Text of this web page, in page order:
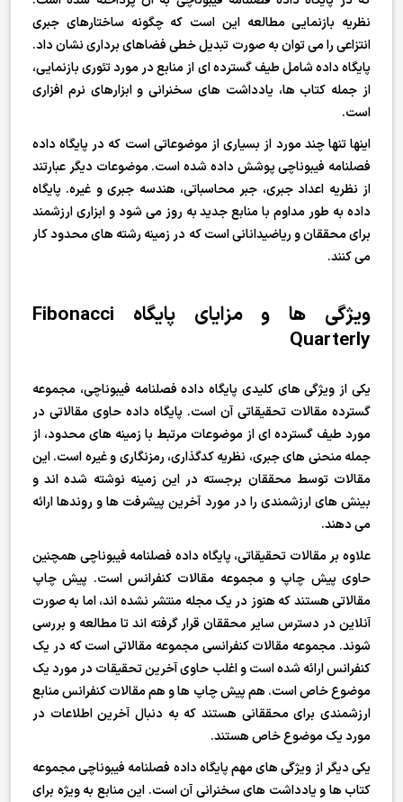
نظریه بازنمایی مطالعه این است که چگونه ساختارهای جبری
انتزاعی را می توان به صورت تبدیل خطی فضاهای برداری نشان داد.
پایگاه داده شامل طیف گسترده ای از منابع در مورد تئوری بازنمایی،
از جمله کتاب ها، یادداشت های سخنرانی و ابزارهای نرم افزاری
است.
اینها تنها چند مورد از بسیاری از موضوعاتی است که در پایگاه داده
فصلنامه فیبوناچی پوشش داده شده است. موضوعات دیگر عبارتند
از نظریه اعداد جبری، جبر محاسباتی، هندسه جبری و غیره. پایگاه
داده به طور مداوم با منابع جدید به روز می شود و ابزاری ارزشمند
برای محققان و ریاضیدانانی است که در زمینه رشته های محدود کار
می کنند.
ویژگی ها و مزایای پایگاه Fibonacci
Quarterly
یکی از ویژگی های کلیدی پایگاه داده فصلنامه فیبوناچی، مجموعه
گسترده مقالات تحقیقاتی آن است. پایگاه داده حاوی مقالاتی در
مورد طیف گسترده ای از موضوعات مرتبط با زمینه های محدود، از
جمله منحنی های جبری، نظریه کدگذاری، رمزنگاری و غیره است. این
مقالات توسط محققان برجسته در این زمینه نوشته شده اند و
بینش های ارزشمندی را در مورد آخرین پیشرفت ها و روندها ارائه
می دهند.
علاوه بر مقالات تحقیقاتی، پایگاه داده فصلنامه فیبوناچی همچنین
حاوی پیش چاپ و مجموعه مقالات کنفرانس است. پیش چاپ
مقالاتی هستند که هنوز در یک مجله منتشر نشده اند، اما به صورت
آنلاین در دسترس سایر محققان قرار گرفته اند تا مطالعه و بررسی
شوند. مجموعه مقالات کنفرانسی مجموعه مقالاتی است که در یک
کنفرانس ارائه شده است و اغلب حاوی آخرین تحقیقات در مورد یک
موضوع خاص است. هم پیش چاپ ها و هم مقالات کنفرانس منابع
ارزشمندی برای محققانی هستند که به دنبال آخرین اطلاعات در
مورد یک موضوع خاص هستند.
یکی دیگر از ویژگی های مهم پایگاه داده فصلنامه فیبوناچی مجموعه
کتاب ها و یادداشت های سخنرانی آن است. این منابع به ویژه برای